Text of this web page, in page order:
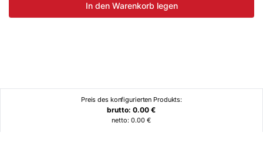
In den Warenkorb legen
Preis des konfigurierten Produkts:
brutto:0.00 €
netto:0.00 €